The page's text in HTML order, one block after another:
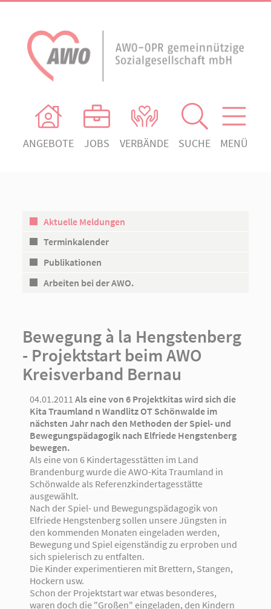
ANGEBOTE JOBS VERBÄNDE SUCHE MENÜ
AWO Ortsverein Rheinsberg
Aktuelle Meldungen
Terminkalender
Publikationen
Arbeiten bei der AWO.
Bewegung à la Hengstenberg
- Projektstart beim AWO
Kreisverband Bernau
04.01.2011 Als eine von 6 Projektkitas wird sich die
Kita Traumland n Wandlitz OT Schönwalde im
nächsten Jahr nach den Methoden der Spiel- und
Bewegungspädagogik nach Elfriede Hengstenberg
bewegen.
Als eine von 6 Kindertagesstätten im Land
Brandenburg wurde die AWO-Kita Traumland in
Schönwalde als Referenzkindertagesstätte
ausgewählt.
Nach der Spiel- und Bewegungspädagogik von
Elfriede Hengstenberg sollen unsere Jüngsten in
den kommenden Monaten eingeladen werden,
Bewegung und Spiel eigenständig zu erproben und
sich spielerisch zu entfalten.
Die Kinder experimentieren mit Brettern, Stangen,
Hockern usw.
Schon der Projektstart war etwas besonderes,
waren doch die "Großen" eingeladen, den Kindern